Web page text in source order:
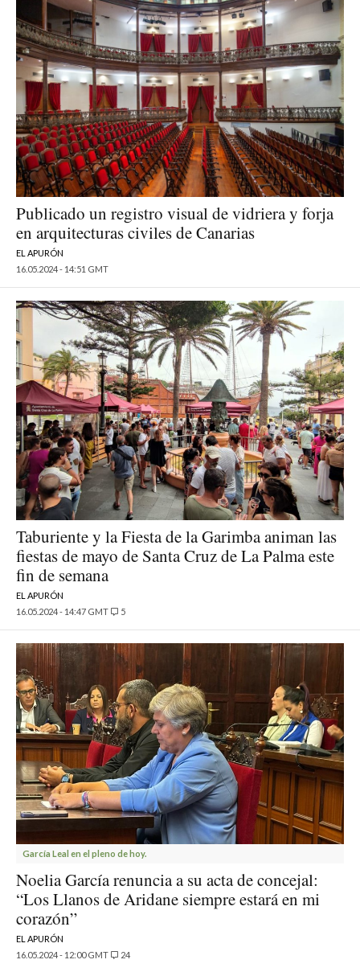
Publicado un registro visual de vidriera y forja
en arquitecturas civiles de Canarias
EL APURÓN
16.05.2024 - 14:51 GMT
Taburiente y la Fiesta de la Garimba animan las
fiestas de mayo de Santa Cruz de La Palma este
fin de semana
EL APURÓN
16.05.2024 - 14:47 GMT
5
García Leal en el pleno de hoy.
Noelia García renuncia a su acta de concejal:
“Los Llanos de Aridane siempre estará en mi
corazón”
EL APURÓN
16.05.2024 - 12:00 GMT
24